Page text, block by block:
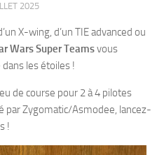
2025
X-wing, d’un TIE advanced ou
Wars Super Teamsvous
les étoiles !
de course pour 2 à 4 pilotes
par Zygomatic/Asmodee, lancez-
!